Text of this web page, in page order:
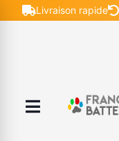
Livraison rapide